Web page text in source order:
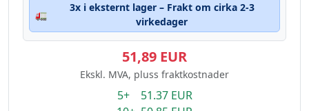
🚛
3x i eksternt lager – Frakt om cirka 2-3
virkedager
51,89 EUR
Ekskl. MVA, pluss fraktkostnader
5+ 51.37 EUR